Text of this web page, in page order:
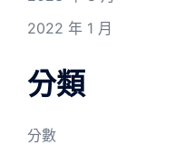
2022 年 1 月
分類
分數